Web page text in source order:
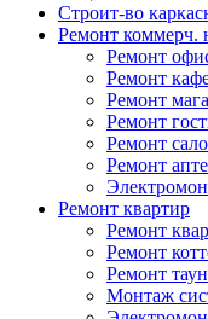
Строит-во
Ремонт коммерч.
Ремонт
Ремонт
Ремонт
Ремонт
Ремонт
Ремонт
Ремонт квартир
Ремонт
Ремонт
Ремонт
Монтаж